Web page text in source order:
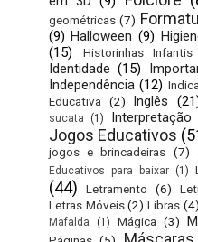
geométricas (7)
(9) Halloween (9)
(15)
Historinhas Infantis
Identidade (15)
Independência (12)
Educativa
(2) Inglês
sucata
(1)
Jogos Educativos
jogos e brincadeiras (7)
Educativos para baixar (1)
(44)
Letramento (6)
Letras Móveis (2) Libras (4)
Mafalda (1) Mágica (3)